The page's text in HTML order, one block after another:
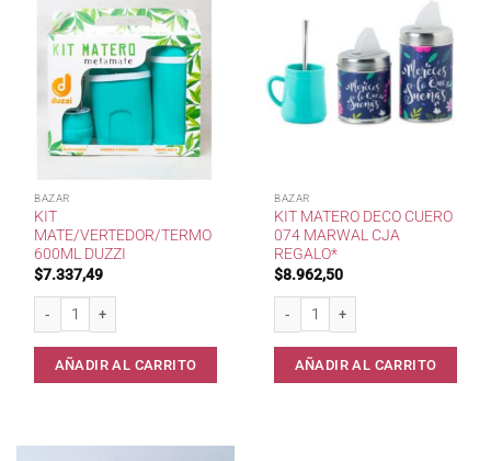
BAZAR
KIT
MATE/VERTEDOR/TERMO
600ML DUZZI
$7.337,49
Kit Mate/Vertedor/Termo 600ml Duzzi cantidad
AÑADIR AL CARRITO
BAZAR
KIT MATERO DECO CUERO
074 MARWAL CJA
REGALO*
$8.962,50
Kit Matero Deco Cuero 074 Marwal
AÑADIR AL CARRITO